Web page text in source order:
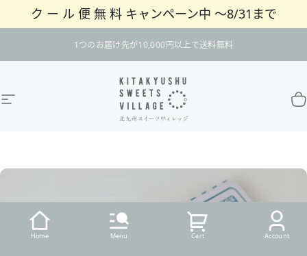
ク ー ル 便 無 料 キャンペーン中 〜8/31まで
1つのお届け先が10,000円以上で送料無料
スライドショーを一時停止
サイトナビゲーション 北九州スイーツヴィレッジ / 公式オンラインショ
Home Menu Cart Account